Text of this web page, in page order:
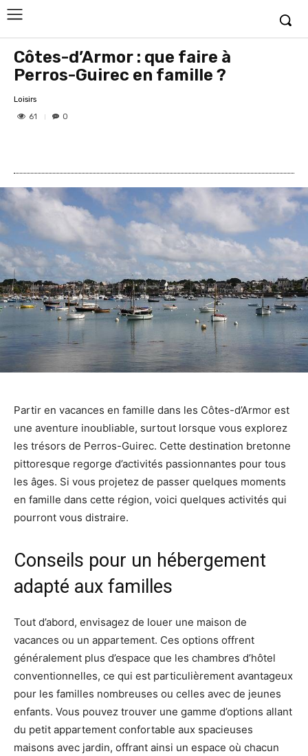
Côtes-d’Armor : que faire à
Perros-Guirec en famille ?
Loisirs
61
0
Partir en vacances en famille dans les Côtes-d’Armor est
une aventure inoubliable, surtout lorsque vous explorez
les trésors de Perros-Guirec. Cette destination bretonne
pittoresque regorge d’activités passionnantes pour tous
les âges. Si vous projetez de passer quelques moments
en famille dans cette région, voici quelques activités qui
pourront vous distraire.
Conseils pour un hébergement
adapté aux familles
Tout d’abord, envisagez de louer une maison de
vacances ou un appartement. Ces options offrent
généralement plus d’espace que les chambres d’hôtel
conventionnelles, ce qui est particulièrement avantageux
pour les familles nombreuses ou celles avec de jeunes
enfants. Vous pouvez trouver une gamme d’options allant
du petit appartement confortable aux spacieuses
maisons avec jardin, offrant ainsi un espace où chacun